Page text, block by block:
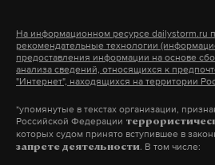
#SemperFihttps://t.co/
pic.twitter.com/MuL9k2umnw
— 🌹Νια🕵CNNBlackmail
июля 2017 г.
Heartbreaking.16 dead in the
На информационном ресурсе dailystorm.ru
рекомендательные технологии
предоставления информации на основе
анализа сведений, относящихся к
"Интернет", находящихся на территории
*упомянутые в текстах организации,
Российской Федерации
которых судом принято вступившее в
запрете деятельности. В том числе: